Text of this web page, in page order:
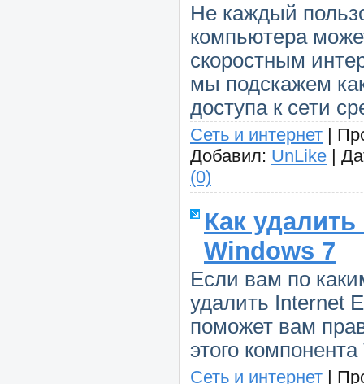
Не каждый
компьютера
скоростным
мы подскажем
доступа к сети
Сеть и интернет |
Добавил: UnLike |
(0)
Как
Windows 7
Если вам по
удалить Internet
поможет вам
этого
Сеть и интернет |